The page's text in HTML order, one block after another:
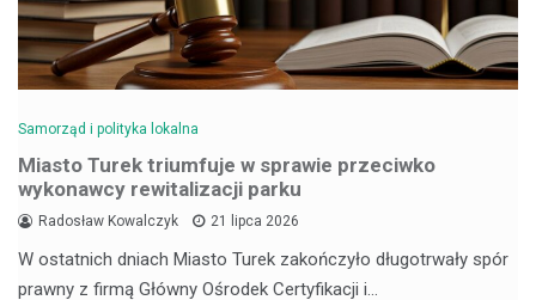
Samorząd i polityka lokalna
Miasto Turek triumfuje w sprawie przeciwko
wykonawcy rewitalizacji parku
Radosław Kowalczyk 21 lipca 2026
W ostatnich dniach Miasto Turek zakończyło długotrwały spór
prawny z firmą Główny Ośrodek Certyfikacji i…